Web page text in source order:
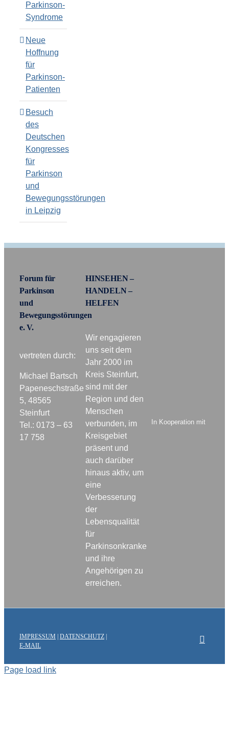
Parkinson-
Syndrome
Neue
Hoffnung
für
Parkinson-
Patienten
Besuch
des
Deutschen
Kongresses
für
Parkinson
und
Bewegungsstörungen
in Leipzig
Forum für
Parkinson
und
Bewegungsstörungen
e. V.
vertreten durch:
Michael Bartsch
Papeneschstraße
5, 48565
Steinfurt
Tel.: 0173 – 63
17 758
HINSEHEN –
HANDELN –
HELFEN
Wir engagieren
uns seit dem
Jahr 2000 im
Kreis Steinfurt,
sind mit der
Region und den
Menschen
verbunden, im
Kreisgebiet
präsent und
auch darüber
hinaus aktiv, um
eine
Verbesserung
der
Lebensqualität
für
Parkinsonkranke
und ihre
Angehörigen zu
erreichen.
In Kooperation mit
IMPRESSUM DATENSCHUTZ|
E-MAIL
Page load link